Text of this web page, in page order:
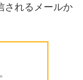
されるメールか